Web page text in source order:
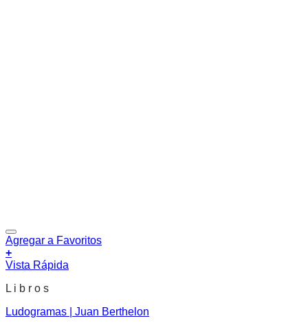
Agregar a Favoritos
+
Vista Rápida
L i b r o s
Ludogramas | Juan Berthelon